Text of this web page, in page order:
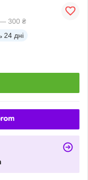
— 300 ₴
24 дні